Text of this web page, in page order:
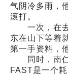
气阴冷多雨，
滚打。
一次，在去
东在山下等着
第一手资料，
同时，南仁
FAST是一个